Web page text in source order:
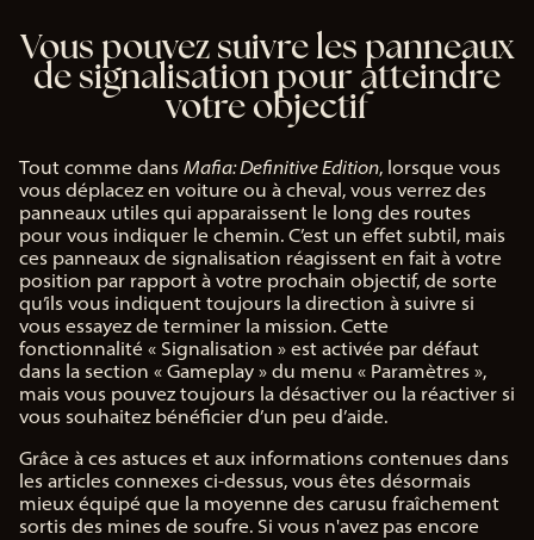
Vous pouvez suivre les panneaux
de signalisation pour atteindre
votre objectif
Tout comme dans Mafia: Definitive Edition, lorsque vous
vous déplacez en voiture ou à cheval, vous verrez des
panneaux utiles qui apparaissent le long des routes
pour vous indiquer le chemin. C’est un effet subtil, mais
ces panneaux de signalisation réagissent en fait à votre
position par rapport à votre prochain objectif, de sorte
qu’ils vous indiquent toujours la direction à suivre si
vous essayez de terminer la mission. Cette
fonctionnalité « Signalisation » est activée par défaut
dans la section « Gameplay » du menu « Paramètres »,
mais vous pouvez toujours la désactiver ou la réactiver si
vous souhaitez bénéficier d’un peu d’aide.
Grâce à ces astuces et aux informations contenues dans
les articles connexes ci-dessus, vous êtes désormais
mieux équipé que la moyenne des carusu fraîchement
sortis des mines de soufre. Si vous n'avez pas encore